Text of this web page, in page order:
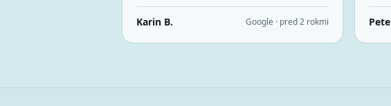
Karin B. Google · pred 2 rokmi